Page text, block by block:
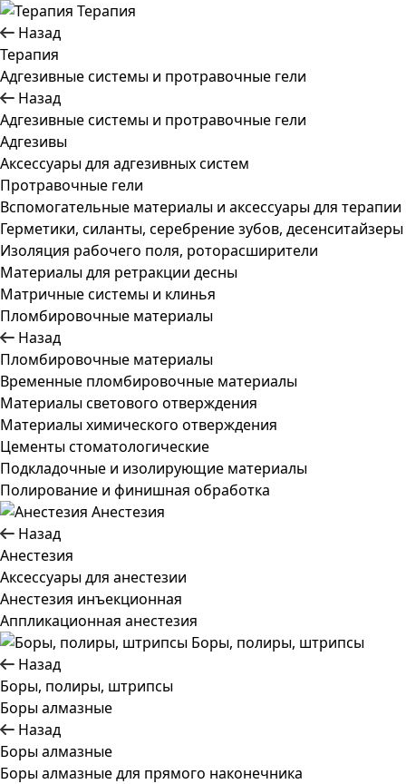
Терапия
Назад
Терапия
Адгезивные системы и протравочные гели
Назад
Адгезивные системы и протравочные гели
Адгезивы
Аксессуары для адгезивных систем
Протравочные гели
Вспомогательные материалы и аксессуары для терапии
Герметики, силанты, серебрение зубов, десенситайзеры
Изоляция рабочего поля, роторасширители
Материалы для ретракции десны
Матричные системы и клинья
Пломбировочные материалы
Назад
Пломбировочные материалы
Временные пломбировочные материалы
Материалы светового отверждения
Материалы химического отверждения
Цементы стоматологические
Подкладочные и изолирующие материалы
Полирование и финишная обработка
Анестезия
Назад
Анестезия
Аксессуары для анестезии
Анестезия инъекционная
Аппликационная анестезия
Боры, полиры, штрипсы
Назад
Боры, полиры, штрипсы
Боры алмазные
Назад
Боры алмазные
Боры алмазные для прямого наконечника